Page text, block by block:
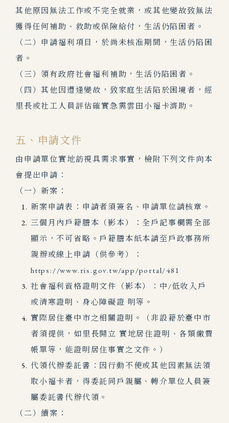
其他原因無法工作或不完全就業，或其他變故致無法
獲得任何補助、救助或保險給付，生活仍陷困者。
（二）申請福利項目，於尚未核准期間，生活仍陷困
者。
（三）領有政府社會福利補助，生活仍陷困者。
（四）其他因遭逢變故，致家庭生活陷於困境者，經
里長或社工人員評估確實急需雲田小福卡濟助。
五、申請文件
由申請單位實地訪視具需求事實，檢附下列文件向本
會提出申請：
（一）新案：
新案申請表：申請者須簽名、申請單位請核章。
三個月內戶籍謄本（影本）：全戶記事欄需全部
顯示，不可省略。戶籍謄本紙本請至戶政事務所
親辦或線上申請（供參考）：
https://www.ris.gov.tw/app/portal/481
社會福利資格證明文件（影本）：中/低收入戶
或清寒證明、身心障礙證 明等。
實際居住臺中市之相關證明。（非設籍於臺中市
者須提供，如里長開立 實地居住證明、各類繳費
帳單等，能證明居住事實之文件。）
代領代辦委託書：因行動不便或其他因素無法領
取小福卡者，得委託同戶親屬、轉介單位人員簽
屬委託書代辦代領。
（二）續案：